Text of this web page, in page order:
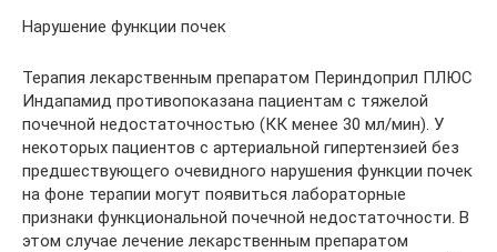
Нарушение функции почек
Терапия лекарственным препаратом Периндоприл ПЛЮС
Индапамид противопоказана пациентам с тяжелой
почечной недостаточностью (КК менее 30 мл/мин). У
некоторых пациентов с артериальной гипертензией без
предшествующего очевидного нарушения функции почек
на фоне терапии могут появиться лабораторные
признаки функциональной почечной недостаточности. В
этом случае лечение лекарственным препаратом